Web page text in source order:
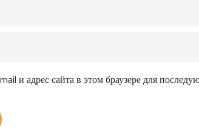
и адрес сайта в этом браузере для